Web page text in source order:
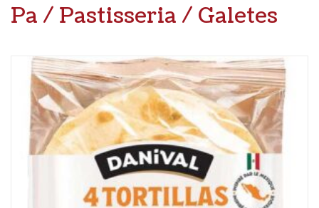
Pa / Pastisseria / Galetes